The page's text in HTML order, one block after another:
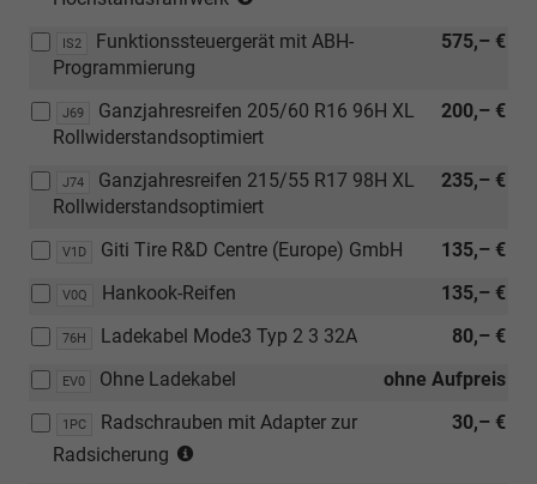
XL
Ganzjahresreifen
R17
98H
R16
oder
215/55
98H
Verbindung
[UC7]
Dämpfung
hinten,
Hochstandsfahrwerk)
IS2 575,– €
Funktionssteuergerät mit ABH-
Programmierung
J69 200,– €
Ganzjahresreifen 205/60 R16 96H XL
Rollwiderstandsoptimiert
J74 235,– €
Ganzjahresreifen 215/55 R17 98H XL
Rollwiderstandsoptimiert
V1D 135,– €
Giti Tire R&D Centre (Europe) GmbH
V0Q 135,– €
Hankook-Reifen
76H 80,– €
Ladekabel Mode3 Typ 2 3 32A
EV0 ohne Aufpreis
Ohne Ladekabel
1PC 30,– €
Radschrauben mit Adapter zur
Radsicherung